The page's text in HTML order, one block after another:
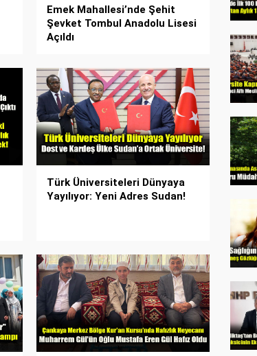
Emek Mahallesi’nde Şehit
Şevket Tombul Anadolu Lisesi
Açıldı
Türk Üniversiteleri Dünyaya
Yayılıyor: Yeni Adres Sudan!